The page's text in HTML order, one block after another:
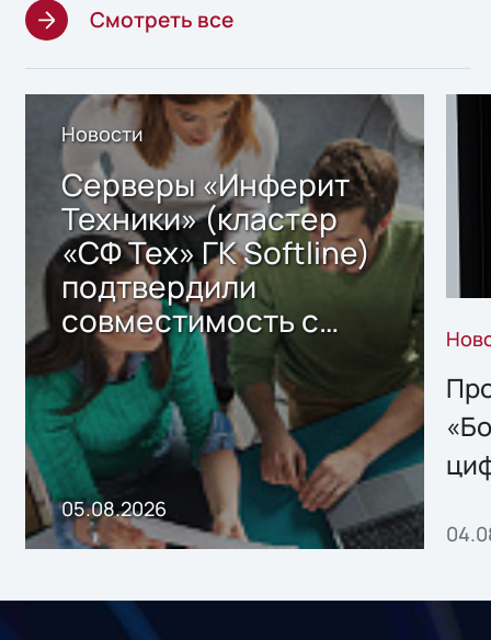
Смотреть все
Новости
Серверы «Инферит
Техники» (кластер
«СФ Тех» ГК Softline)
подтвердили
совместимость с
решением Sharx
Storage 2.x для
хранения данных
05.08.2026